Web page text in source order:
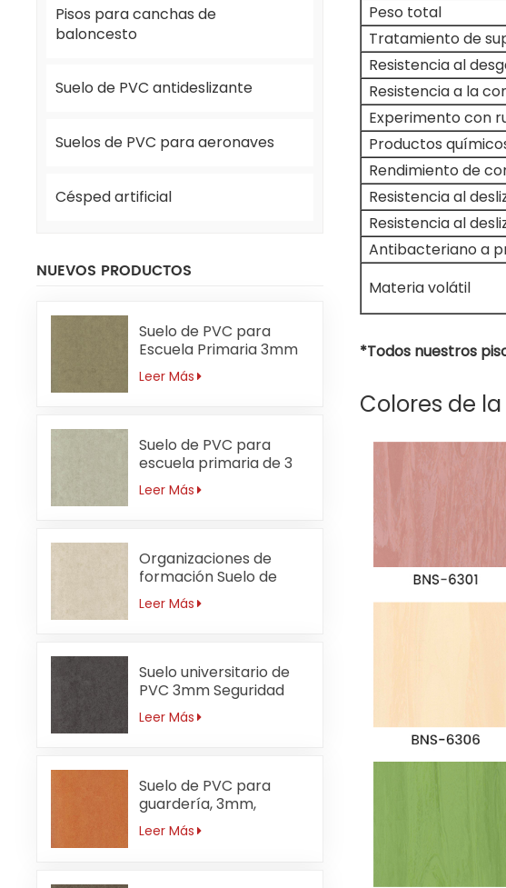
Pisos para canchas de
baloncesto
Suelo de PVC antideslizante
Suelos de PVC para aeronaves
Césped artificial
NUEVOS PRODUCTOS
Suelo de PVC para
Escuela Primaria 3mm
Sin Formaldehído
Leer Más
Suelo de PVC para
escuela primaria de 3
mm resistente a ácidos
y álcalis
Leer Más
Organizaciones de
formación Suelo de
PVC 3mm
Antibacteriano
Leer Más
Suelo universitario de
PVC 3mm Seguridad
Leer Más
Suelo de PVC para
guardería, 3mm,
ignífugo, naranja
Leer Más
Peso total
Tratamiento de
Resistencia al
Resistencia a la
Experimento con
Productos
Rendimiento de
Resistencia al
Resistencia al
Antibacteriano a
Materia volátil
*Todos nuestros
Colores de